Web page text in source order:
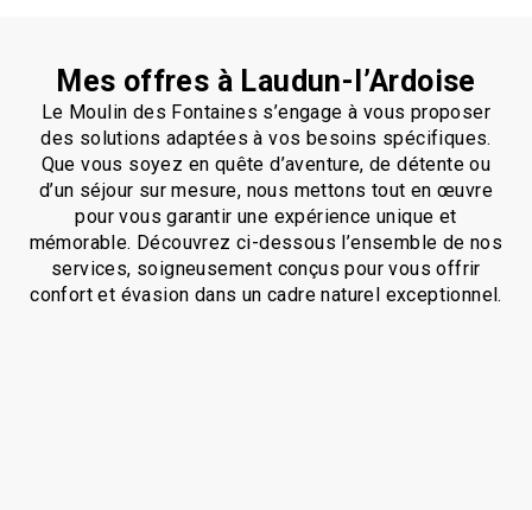
Mes offres à Laudun-l’Ardoise
Le Moulin des Fontaines s’engage à vous proposer
des solutions adaptées à vos besoins spécifiques.
Que vous soyez en quête d’aventure, de détente ou
d’un séjour sur mesure, nous mettons tout en œuvre
pour vous garantir une expérience unique et
mémorable. Découvrez ci-dessous l’ensemble de nos
services, soigneusement conçus pour vous offrir
confort et évasion dans un cadre naturel exceptionnel.